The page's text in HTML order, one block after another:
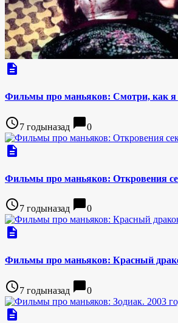
description
Фильмы про маньяков: Смотри, как я
access_time7 годыназад chat_bubble0
description
Фильмы про маньяков: Откровения
access_time7 годыназад chat_bubble0
description
Фильмы про маньяков: Красный
access_time7 годыназад chat_bubble0
description